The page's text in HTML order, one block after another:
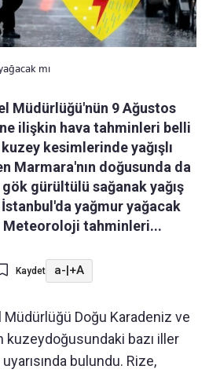
mı
Müdürlüğü'nün 9 Ağustos
ilişkin hava tahminleri belli
kesimlerinde yağışlı
Marmara'nın doğusunda da
gürültülü sağanak yağış
yağmur yağacak
Meteoroloji tahminleri...
Kaydet a- +A
Doğu Karadeniz ve
kuzeydoğusundaki bazı iller
bulundu. Rize,